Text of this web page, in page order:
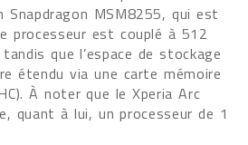
Snapdragon MSM8255, qui est
processeur est couplé à 512
que l’espace de stockage
étendu via une carte mémoire
À noter que le Xperia Arc
quant à lui, un processeur de 1